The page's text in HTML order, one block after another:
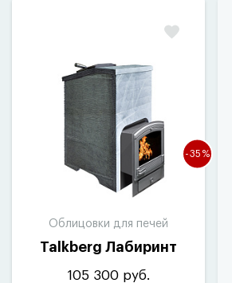
-35%
Облицовки для печей
Talkberg Лабиринт
105 300 руб.